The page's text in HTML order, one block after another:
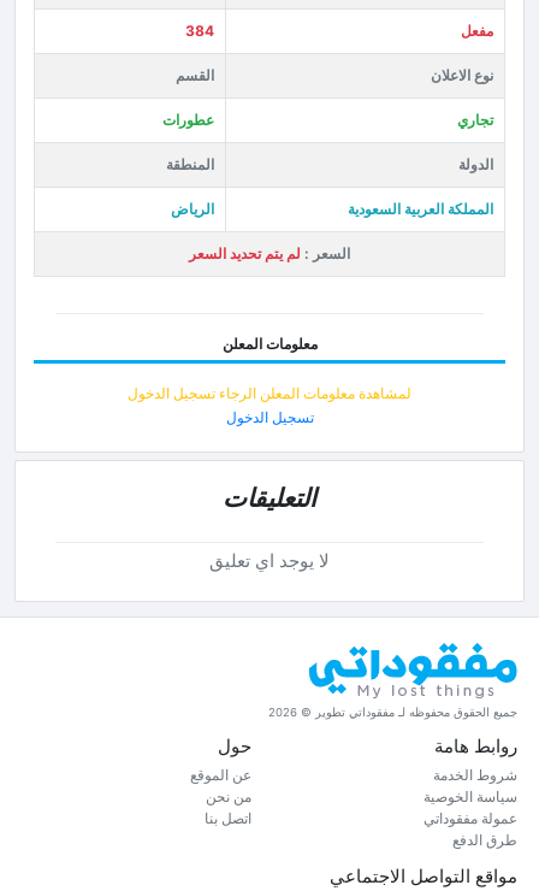
مفعل 384
نوع الاعلان القسم
تجاري عطورات
الدولة المنطقة
المملكة العربية السعودية الرياض
السعر : لم يتم تحديد السعر
معلومات المعلن
لمشاهدة معلومات المعلن الرجاء تسجيل الدخول
تسجيل الدخول
التعليقات
لا يوجد اي تعليق
جميع الحقوق محفوظه لـ مفقوداتي تطوير © 2026
روابط هامة
شروط الخدمة
سياسة الخوصية
عمولة مفقوداتي
طرق الدفع
حول
عن الموقع
من نحن
اتصل بنا
مواقع التواصل الاجتماعي